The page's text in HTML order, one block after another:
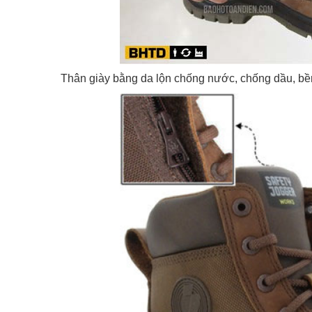
Thân giày bằng da lộn chống nước, chống dầu,